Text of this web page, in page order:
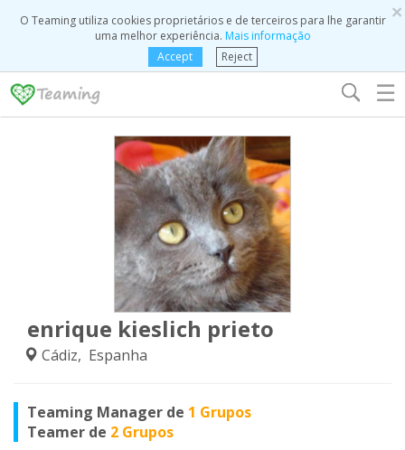
×
O Teaming utiliza cookies proprietários e de terceiros para lhe garantir
uma melhor experiência. Mais informação
Accept
Reject
☰
enrique kieslich prieto
Cádiz, Espanha
Teaming Manager de 1 Grupos
Teamer de 2 Grupos